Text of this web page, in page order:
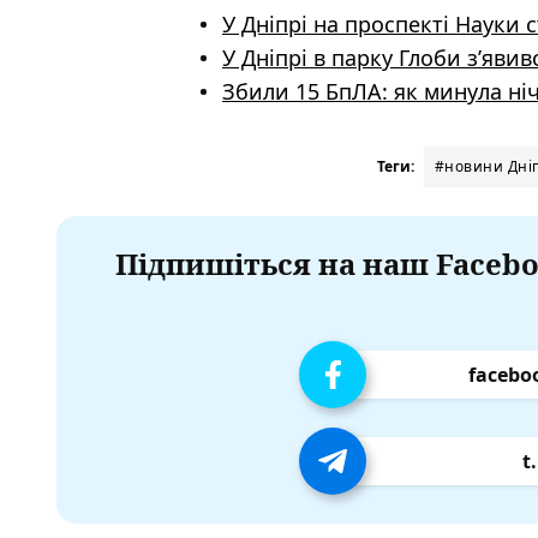
У Дніпрі на проспекті
У Дніпрі в парку Глоби
Збили 15 БпЛА: як минула
Теги: #новини
Підпишіться на наш